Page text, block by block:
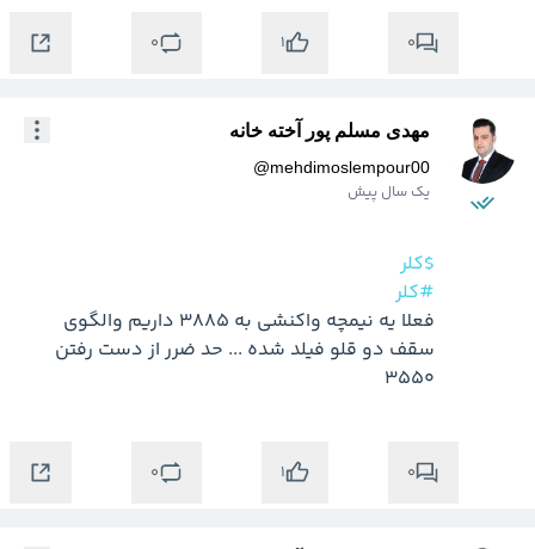
0
1
0
مهدی مسلم پور آخته خانه
@mehdimoslempour00
یک سال پیش
$کلر
#کلر
3550
0
1
0